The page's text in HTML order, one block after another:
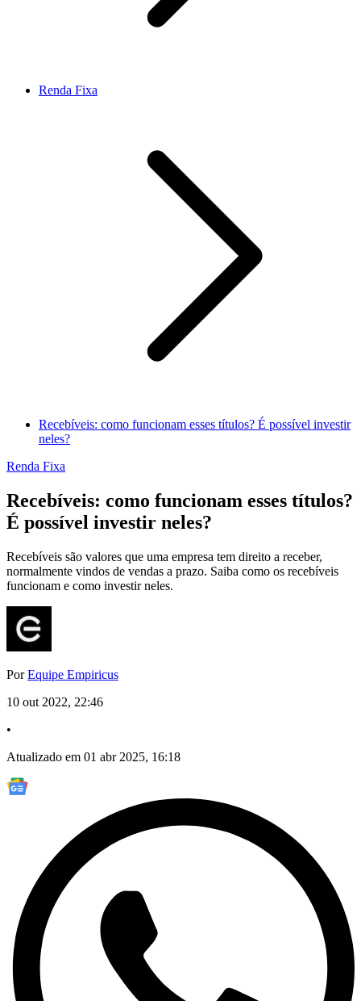
Renda Fixa
Recebíveis: como funcionam esses títulos? É possível investir
neles?
Renda Fixa
Recebíveis: como funcionam esses títulos?
É possível investir neles?
Recebíveis são valores que uma empresa tem direito a receber,
normalmente vindos de vendas a prazo. Saiba como os recebíveis
funcionam e como investir neles.
PorEquipe Empiricus
10 out 2022, 22:46
•
Atualizado em 01 abr 2025, 16:18